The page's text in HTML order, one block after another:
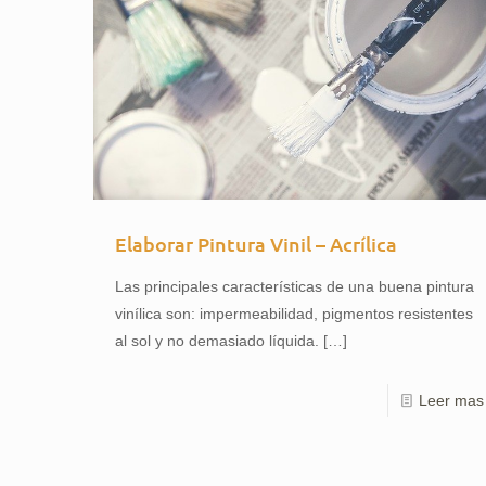
Elaborar Pintura Vinil – Acrílica
Las principales características de una buena pintura
vinílica son: impermeabilidad, pigmentos resistentes
al sol y no demasiado líquida. […]
Leer mas